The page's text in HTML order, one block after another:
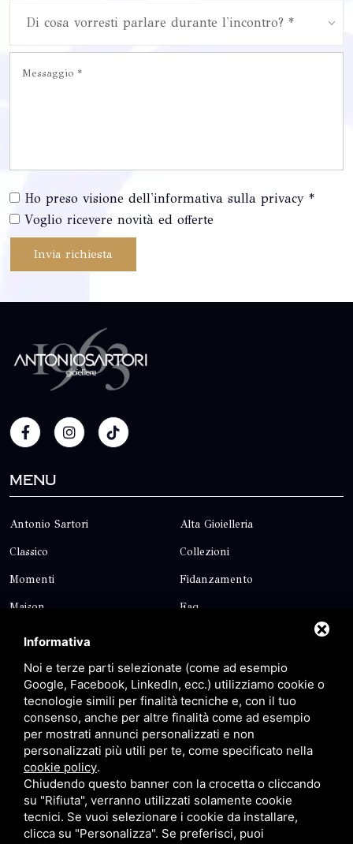
Di cosa vorresti parlare durante l'incontro? *
Ho preso visione dell'informativa sulla privacy *
Voglio ricevere novità ed offerte
Invia richiesta
Menu
Antonio Sartori Alta Gioielleria
Classico Collezioni
Momenti Fidanzamento
Maison Faq
Blog
Sitemap Privacy
Contatti
Via Giolitti, 5 - 20025 - Legnano
+39 0331 1542871
+39 334 1291872
info@antoniosartori.com
Informativa
Noi e terze parti selezionate (come ad esempio
Google, Facebook, LinkedIn, ecc.) utilizziamo cookie o
tecnologie simili per finalità tecniche e, con il tuo
consenso, anche per altre finalità come ad esempio
per mostrati annunci personalizzati e non
personalizzati più utili per te, come specificato nella
cookie policy.
Chiudendo questo banner con la crocetta o cliccando
su "Rifiuta", verranno utilizzati solamente cookie
tecnici. Se vuoi selezionare i cookie da installare,
clicca su "Personalizza". Se preferisci, puoi